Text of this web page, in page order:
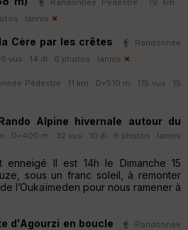
· Iannis
Cère par les crêtes
Randonnée
vus · 14 dl · 6 photos · Iannis
Pédestre · 11 km · D+510 m · 115 vus · 15
Alpine hivernale autour du
· D+400 m · 32 vus · 10 dl · 6 photos · Iannis
enneigé Il est 14h le Dimanche 15
sous un franc soleil, à remonter
l’Oukaïmeden pour nous ramener à
d'Agourzi en boucle
Randonnée